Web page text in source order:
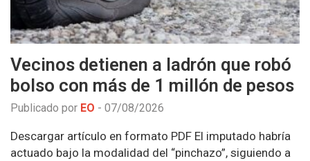
Vecinos detienen a ladrón que robó
bolso con más de 1 millón de pesos
Publicado por EO - 07/08/2026
Descargar artículo en formato PDF El imputado habría
actuado bajo la modalidad del “pinchazo”, siguiendo a